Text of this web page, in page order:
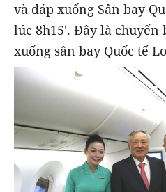
và đáp xuống Sân bay
lúc 8h15'. Đây là chuyến
xuống sân bay Quốc tế